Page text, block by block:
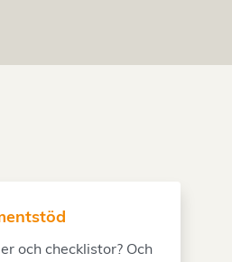
och checklistor? Och